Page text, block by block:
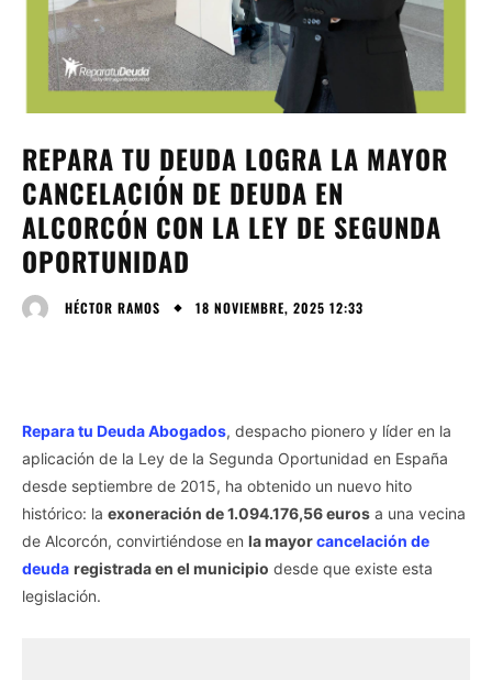
REPARA TU DEUDA LOGRA LA MAYOR
CANCELACIÓN DE DEUDA EN
ALCORCÓN CON LA LEY DE SEGUNDA
OPORTUNIDAD
HÉCTOR RAMOS 18 NOVIEMBRE, 2025 12:33
Repara tu Deuda Abogados, despacho pionero y líder en la
aplicación de la Ley de la Segunda Oportunidad en España
desde septiembre de 2015, ha obtenido un nuevo hito
histórico: la exoneración de 1.094.176,56 euros a una vecina
de Alcorcón, convirtiéndose en la mayorcancelación de
deuda registrada en el municipio desde que existe esta
legislación.